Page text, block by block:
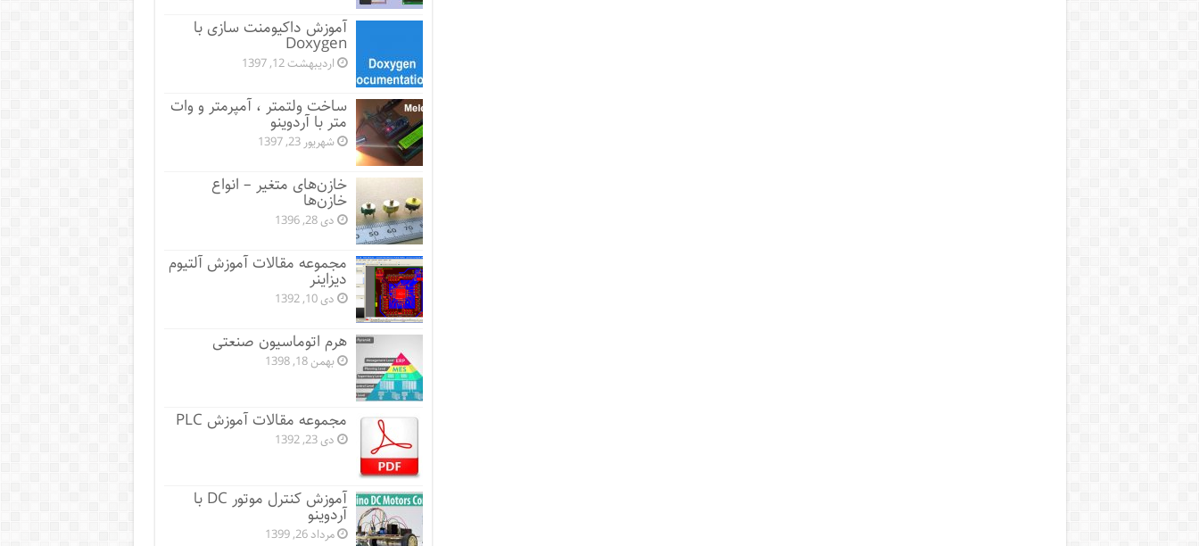
آموزش داکیومنت سازی با
Doxygen
اردیبهشت 12, 1397
ساخت ولتمتر ، آمپرمتر و وات
متر با آردوینو
شهریور 23, 1397
خازن‌های متغیر – انواع
خازن‌ها
دی 28, 1396
مجموعه مقالات آموزش آلتیوم
دیزاینر
دی 10, 1392
هرم اتوماسیون صنعتی
بهمن 18, 1398
مجموعه مقالات آموزش PLC
دی 23, 1392
آموزش کنترل موتور DC با
آردوینو
مرداد 26, 1399